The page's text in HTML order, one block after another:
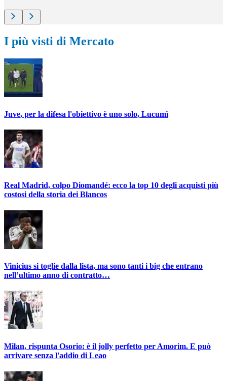
I più visti di Mercato
Juve, per la difesa l'obiettivo è uno solo, Lucumì
Real Madrid, colpo Diomandé: ecco la top 10 degli acquisti più
costosi della storia dei Blancos
Vinicius si toglie dalla lista, ma sono tanti i big che entrano
nell’ultimo anno di contratto…
Milan, rispunta Osorio: è il jolly perfetto per Amorim. E può
arrivare senza l'addio di Leao